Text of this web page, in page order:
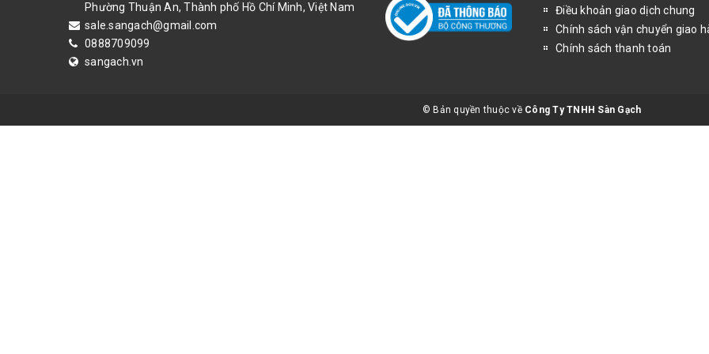
phòng bị mềm là do ẩm, bạn chỉ việc cho vào tủ lạnh, xà phòng sẽ cứng lại như ban đầu
túi nylon bọc kín lại).Cách khử mùi hôi trong nhà vệ sinhVào mùa hè, nhà vệ sinh thường
thật kỹ. Nhiều người lấy nước hoa hoặc đốt hương để khử mùi nhưng hiệu quả vẫn không
phòng.Cách chữa vòi nước bị gỉ nướcBạn hãy dùng cờ lê tháo nắp van, lấy miếng gioăng bị
Phường Thuận An, Thành phố Hồ Chí Minh, Việt Nam
sale.sangach@gmail.com
0888709099
sangach.vn
Điều khoản giao dịch chung
Chính sách vận chuyển giao
Chính sách thanh toán
© Bản quyền thuộc về Công Ty TNHH Sàn Gạch